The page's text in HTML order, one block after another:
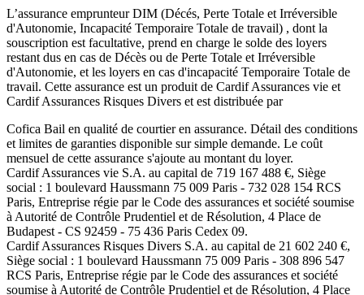
L’assurance emprunteurDIM (Décés, Perte Totale et Irréversible
d'Autonomie, Incapacité Temporaire Totale de travail) , dont la
souscription est facultative, prend en charge le solde des loyers
restant dus en cas de Décès ou de Perte Totale et Irréversible
d'Autonomie, et les loyers en cas d'incapacité Temporaire Totale de
travail. Cette assurance est un produit de Cardif Assurances vie et
Cardif Assurances Risques Divers et est distribuée par
Cofica Bail en qualité de courtier en assurance. Détail des conditions
et limites de garanties disponible sur simple demande. Le coût
mensuel de cette assurance s'ajoute au montant du loyer.
Cardif Assurances vie S.A. au capital de 719 167 488 €, Siège
social : 1 boulevard Haussmann 75 009 Paris - 732 028 154 RCS
Paris, Entreprise régie par le Code des assurances et société soumise
à Autorité de Contrôle Prudentiel et de Résolution, 4 Place de
Budapest - CS 92459 - 75 436 Paris Cedex 09.
Cardif Assurances Risques Divers S.A. au capital de 21 602 240 €,
Siège social : 1 boulevard Haussmann 75 009 Paris - 308 896 547
RCS Paris, Entreprise régie par le Code des assurances et société
soumise à Autorité de Contrôle Prudentiel et de Résolution, 4 Place